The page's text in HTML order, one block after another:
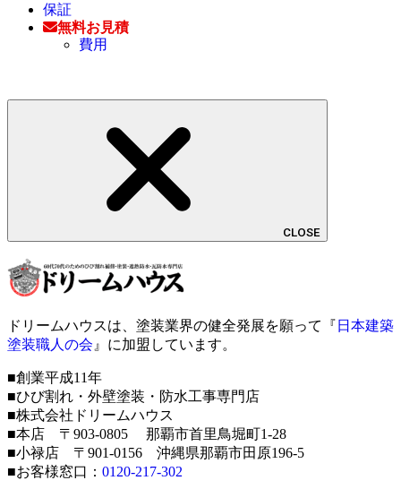
保証
無料お見積
費用
CLOSE
ドリームハウスは、塗装業界の健全発展を願って『 日本建築
塗装職人の会 』に加盟しています。
■創業平成11年
■ひび割れ・外壁塗装・防水工事専門店
■株式会社ドリームハウス
■本店 〒903-0805 那覇市首里鳥堀町1-28
■小禄店 〒901-0156 沖縄県那覇市田原196-5
■お客様窓口： 0120-217-302